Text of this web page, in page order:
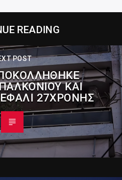
READING
POST
ΚΑΙ
27ΧΡΟΝΗΣ